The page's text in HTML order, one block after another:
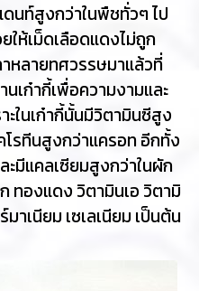
นท์สูงกว่าในพืชทั่วๆ ไป
ให้เม็ดเลือดแดงไม่ถูก
หลายทศวรรษมาแล้วที่
เก๋ากี้เพื่อความงามและ
ะในเก๋ากี้นั้นมีวิตามินซีสูง
รทีนสูงกว่าแครอท อีกทั้ง
ะมีแคลเซียมสูงกว่าในผัก
ทองแดง วิตามินเอ วิตามิ
เนียม เซเลเนียม เป็นต้น